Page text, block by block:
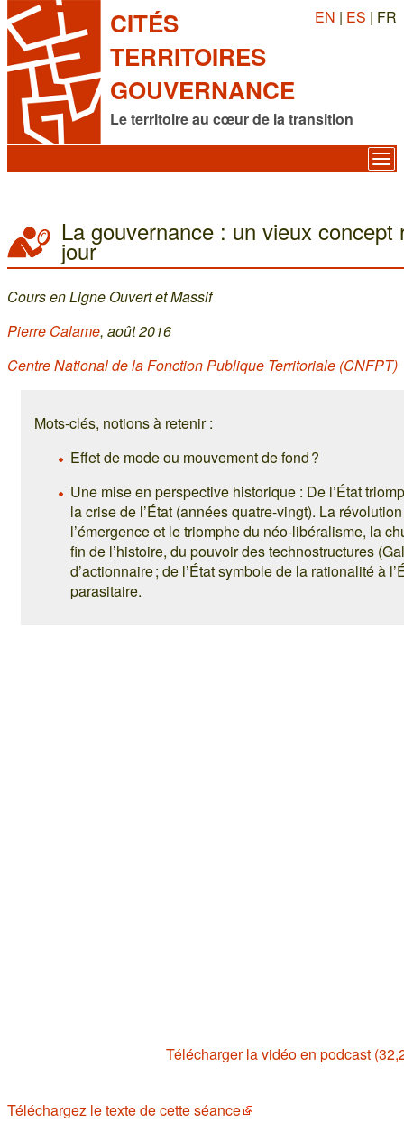
CITÉS
TERRITOIRES
GOUVERNANCE
Le territoire au cœur de la transition
EN | ES | FR
La gouvernance : un vieux concept
jour
Cours en Ligne Ouvert et Massif
Pierre Calame, août 2016
Centre National de la Fonction Publique Territoriale (CNFPT)
Mots-clés, notions à retenir :
Effet de mode ou mouvement de fond ?
Une mise en perspective historique : De l’État
la crise de l’État (années quatre-vingt). La
l’émergence et le triomphe du néo-libéralisme, la
fin de l’histoire, du pouvoir des technostructures
d’actionnaire ; de l’État symbole de la rationalité à
parasitaire.
Télécharger la vidéo en podcast
Téléchargez le texte de cette séance